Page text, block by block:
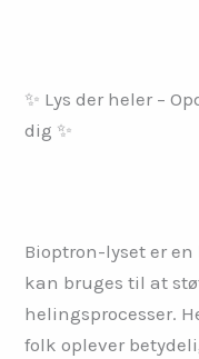
✨ Lys der heler –
dig ✨
Bioptron-lyset er
kan bruges til at
helingsprocesser.
folk oplever